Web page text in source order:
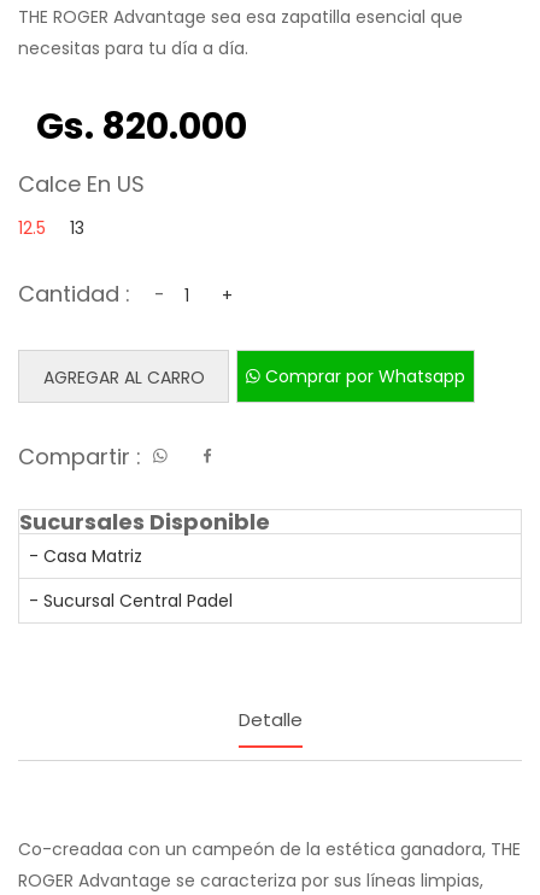
THE ROGER Advantage sea esa zapatilla esencial que
necesitas para tu día a día.
Gs. 820.000
Calce En US
12.5 13
Cantidad : - +
AGREGAR AL CARRO Comprar por Whatsapp
Compartir :
Sucursales Disponible
- Casa Matriz
- Sucursal Central Padel
Detalle
Co-creadaa con un campeón de la estética ganadora, THE
ROGER Advantage se caracteriza por sus líneas limpias,